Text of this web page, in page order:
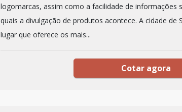
logomarcas, assim como a facilidade de informações
quais a divulgação de produtos acontece. A cidade de
lugar que oferece os mais...
Cotar agora